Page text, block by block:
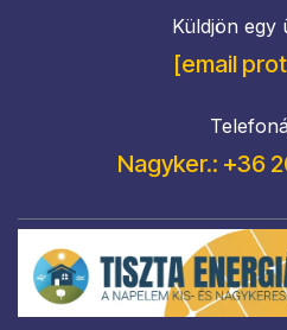
Küldjön egy
[email
Nagyker.: +36